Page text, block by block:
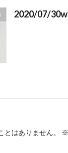
2020/07/
はありません。 ※